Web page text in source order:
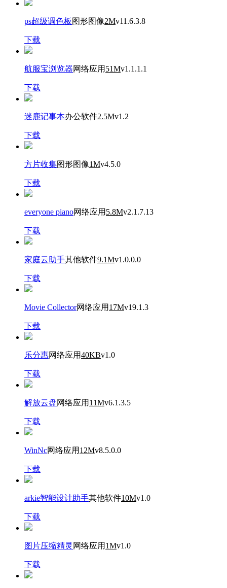
ps超级调色板 图形图像2Mv11.6.3.8
下载
航服宝浏览器网络应用 51Mv1.1.1.1
下载
迷鹿记事本办公软件2.5Mv1.2
下载
方片收集图形图像1Mv4.5.0
下载
everyone piano网络应用 5.8Mv2.1.7.13
下载
家庭云助手其他软件9.1Mv1.0.0.0
下载
Movie Collector网络应用 17Mv19.1.3
下载
乐分惠网络应用40KBv1.0
下载
解放云盘网络应用 11Mv6.1.3.5
下载
WinNc网络应用 12Mv8.5.0.0
下载
arkie智能设计助手其他软件10Mv1.0
下载
图片压缩精灵 网络应用 1Mv1.0
下载